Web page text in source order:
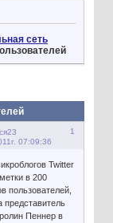
сеть
1
23
07:09:36
Twitter
в 200
пользователей,
представитель
Пеннер в